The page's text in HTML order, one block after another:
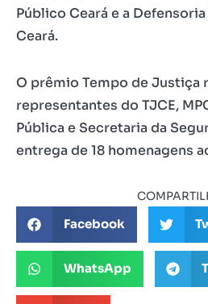
Público Ceará e a
Ceará.
O prêmio Tempo de Justiça
representantes do TJCE,
Pública e Secretaria da
entrega de 18 homenagens
Facebook
WhatsApp